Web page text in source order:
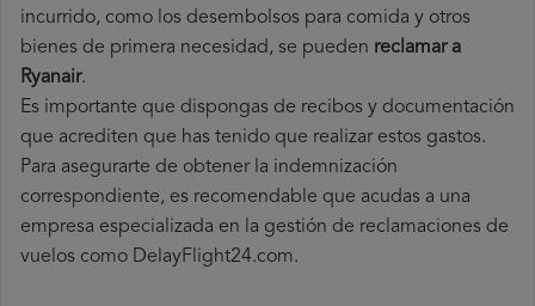
incurrido, como los desembolsos para comida y otros
bienes de primera necesidad, se pueden reclamar a
Ryanair.
Es importante que dispongas de recibos y documentación
que acrediten que has tenido que realizar estos gastos.
Para asegurarte de obtener la indemnización
correspondiente, es recomendable que acudas a una
empresa especializada en la gestión de reclamaciones de
vuelos como DelayFlight24.com.